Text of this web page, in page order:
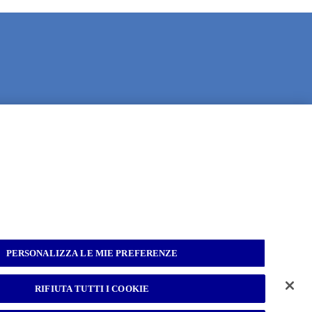
PERSONALIZZA LE MIE PREFERENZE
RIFIUTA TUTTI I COOKIE